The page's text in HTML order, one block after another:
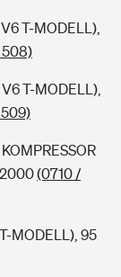
T-MODELL),
508)
T-MODELL),
(0710 /
MODELL), 95